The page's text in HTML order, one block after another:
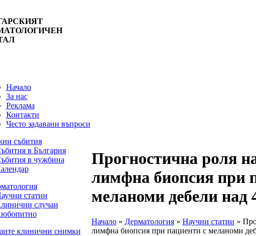
Начало
За нас
Реклама
Контакти
Често задавани въпроси
събития
в България
в чужбина
статии
случаи
клинични снимки
Прогностична роля
лимфна биопсия при
меланоми дебели над
Начало» Дерматология» Научни статии »
лимфна биопсия при пациенти с меланоми